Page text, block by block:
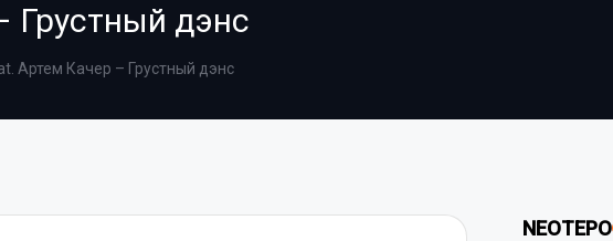
Грустный дэнс
Артем Качер – Грустный дэнс
ΝΕΟΤΕΡΟ